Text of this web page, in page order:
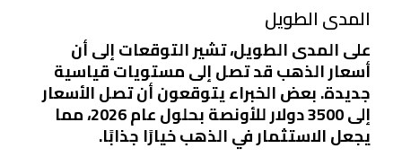
المدى الطويل
على المدى الطويل، تشير التوقعات إلى أن
أسعار الذهب قد تصل إلى مستويات قياسية
جديدة. بعض الخبراء يتوقعون أن تصل الأسعار
إلى 3500 دولار للأونصة بحلول عام 2026، مما
يجعل الاستثمار في الذهب خيارًا جذابًا.